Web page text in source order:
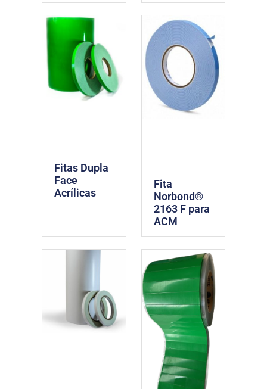
Fitas Dupla
Face
Acrílicas
Fita
Norbond®
2163 F para
ACM